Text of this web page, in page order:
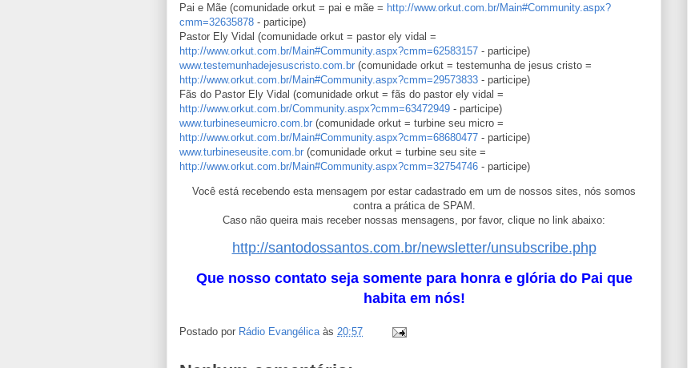
Pai e Mãe (comunidade orkut = pai e mãe = http://www.orkut.com.br/Main#Community.aspx?
cmm=32635878 - participe)
Pastor Ely Vidal (comunidade orkut = pastor ely vidal =
http://www.orkut.com.br/Main#Community.aspx?cmm=62583157 - participe)
www.testemunhadejesuscristo.com.br (comunidade orkut = testemunha de jesus cristo =
http://www.orkut.com.br/Main#Community.aspx?cmm=29573833 - participe)
Fãs do Pastor Ely Vidal (comunidade orkut = fãs do pastor ely vidal =
http://www.orkut.com.br/Community.aspx?cmm=63472949 - participe)
www.turbineseumicro.com.br (comunidade orkut = turbine seu micro =
http://www.orkut.com.br/Main#Community.aspx?cmm=68680477 - participe)
www.turbineseusite.com.br (comunidade orkut = turbine seu site =
http://www.orkut.com.br/Main#Community.aspx?cmm=32754746 - participe)
Você está recebendo esta mensagem por estar cadastrado em um de nossos sites, nós somos
contra a prática de SPAM.
Caso não queira mais receber nossas mensagens, por favor, clique no link abaixo:
http://santodossantos.com.br/newsletter/unsubscribe.php
Que nosso contato seja somente para honra e glória do Pai que
habita em nós!
Postado por Rádio Evangélica às 20:57